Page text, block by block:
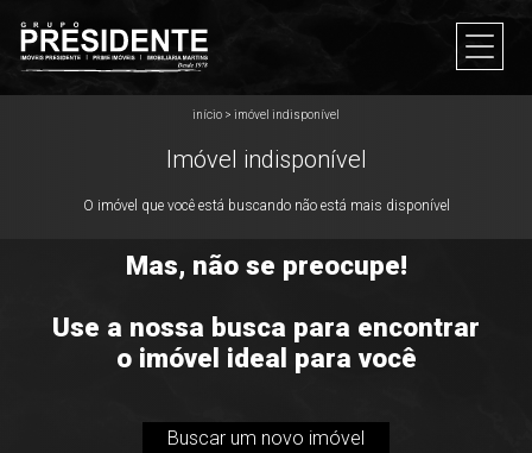
início > imóvel indisponível
Imóvel indisponível
O imóvel que você está buscando não está mais disponível
Mas, não se preocupe!
Use a nossa busca para encontrar
o imóvel ideal para você
Buscar um novo imóvel